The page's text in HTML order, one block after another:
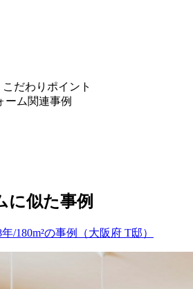
だわりポイント
ーム関連事例
に似た事例
/180m²の事例（大阪府 T邸）